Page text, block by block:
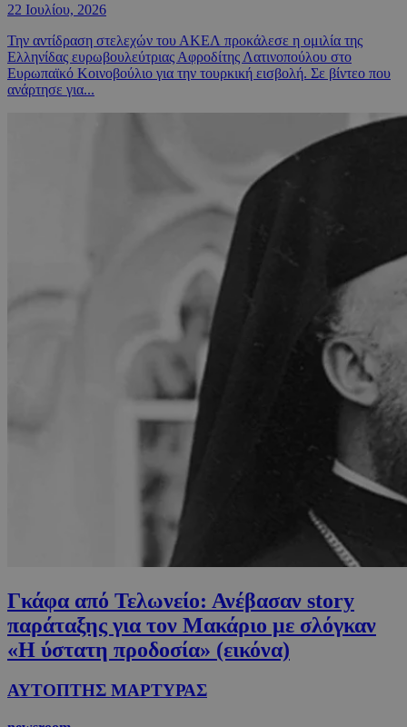
22 Ιουλίου, 2026
Την αντίδραση στελεχών του ΑΚΕΛ προκάλεσε η ομιλία της
Ελληνίδας ευρωβουλεύτριας Αφροδίτης Λατινοπούλου στο
Ευρωπαϊκό Κοινοβούλιο για την τουρκική εισβολή. Σε βίντεο που
ανάρτησε για...
Γκάφα από Τελωνείο: Ανέβασαν story
παράταξης για τον Μακάριο με σλόγκαν
«Η ύστατη προδοσία» (εικόνα)
ΑΥΤΟΠΤΗΣ ΜΑΡΤΥΡΑΣ